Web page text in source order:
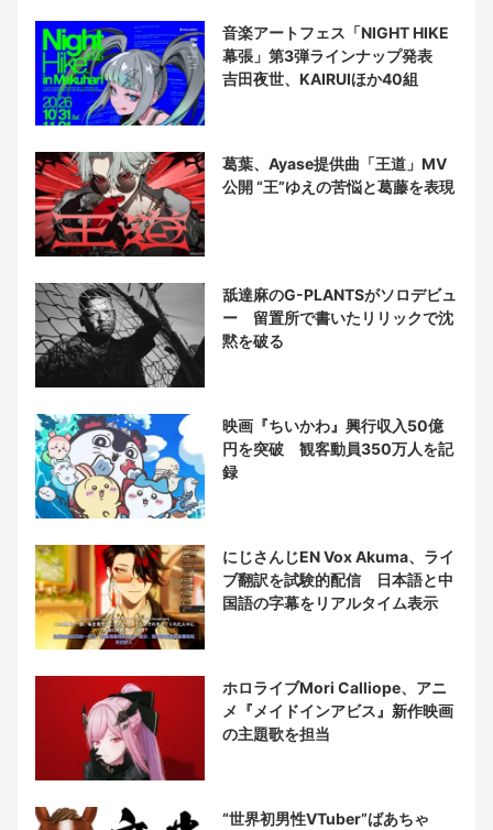
音楽アートフェス「NIGHT HIKE
幕張」第3弾ラインナップ発表
吉田夜世、KAIRUIほか40組
葛葉、Ayase提供曲「王道」MV
公開 “王”ゆえの苦悩と葛藤を表現
舐達麻のG-PLANTSがソロデビュ
ー 留置所で書いたリリックで沈
黙を破る
映画『ちいかわ』興行収入50億
円を突破 観客動員350万人を記
録
にじさんじEN Vox Akuma、ライ
ブ翻訳を試験的配信 日本語と中
国語の字幕をリアルタイム表示
ホロライブMori Calliope、アニ
メ『メイドインアビス』新作映画
の主題歌を担当
“世界初男性VTuber”ばあちゃ